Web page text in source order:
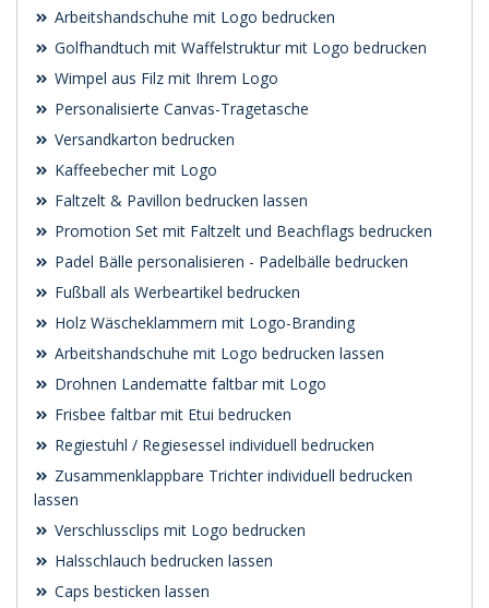
Arbeitshandschuhe mit Logo bedrucken
Golfhandtuch mit Waffelstruktur mit Logo bedrucken
Wimpel aus Filz mit Ihrem Logo
Personalisierte Canvas-Tragetasche
Versandkarton bedrucken
Kaffeebecher mit Logo
Faltzelt & Pavillon bedrucken lassen
Promotion Set mit Faltzelt und Beachflags bedrucken
Padel Bälle personalisieren - Padelbälle bedrucken
Fußball als Werbeartikel bedrucken
Holz Wäscheklammern mit Logo-Branding
Arbeitshandschuhe mit Logo bedrucken lassen
Drohnen Landematte faltbar mit Logo
Frisbee faltbar mit Etui bedrucken
Regiestuhl / Regiesessel individuell bedrucken
Zusammenklappbare Trichter individuell bedrucken
lassen
Verschlussclips mit Logo bedrucken
Halsschlauch bedrucken lassen
Caps besticken lassen